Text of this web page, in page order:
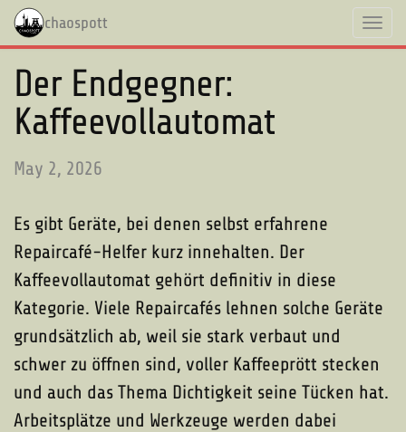
chaospott
Der Endgegner:
Kaffeevollautomat
May 2, 2026
Es gibt Geräte, bei denen selbst erfahrene
Repaircafé-Helfer kurz innehalten. Der
Kaffeevollautomat gehört definitiv in diese
Kategorie. Viele Repaircafés lehnen solche Geräte
grundsätzlich ab, weil sie stark verbaut und
schwer zu öffnen sind, voller Kaffeeprött stecken
und auch das Thema Dichtigkeit seine Tücken hat.
Arbeitsplätze und Werkzeuge werden dabei